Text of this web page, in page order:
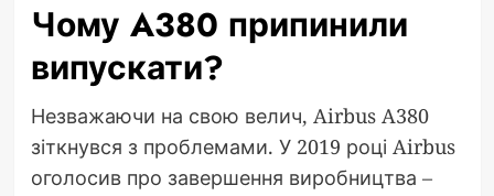
Чому A380 припинили
випускати?
Незважаючи на свою велич, Airbus A380
зіткнувся з проблемами. У 2019 році Airbus
оголосив про завершення виробництва –